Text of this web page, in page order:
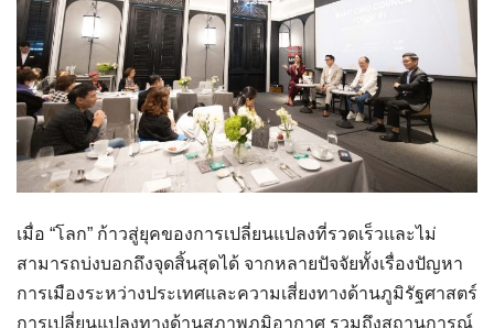
เมื่อ “โลก” ก้าวสู่ยุคของการเปลี่ยนแปลงที่รวดเร็วและไม่
สามารถบ่งบอกถึงจุดสิ้นสุดได้ จากหลายปัจจัยทั้งเรื่องปัญหา
การเมืองระหว่างประเทศและความเสี่ยงทางด้านภูมิรัฐศาสตร์
การเปลี่ยนแปลงทางด้านสภาพภูมิอากาศ รวมถึงสถานการณ์